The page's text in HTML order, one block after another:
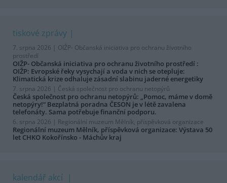
tiskové zprávy
7. srpna 2026 | OIŽP- Občanská iniciativa pro ochranu životního
prostředí
OIŽP- Občanská iniciativa pro ochranu životního prostředí :
OIŽP: Evropské řeky vysychají a voda v nich se otepluje:
Klimatická krize odhaluje zásadní slabinu jaderné energetiky
7. srpna 2026 | Česká společnost pro ochranu netopýrů
Česká společnost pro ochranu netopýrů: „Pomoc, máme v domě
netopýry!“ Bezplatná poradna ČESON je v létě zavalena
telefonáty. Sama potřebuje finanční podporu.
6. srpna 2026 | Regionální muzeum Mělník, příspěvková organizace
Regionální muzeum Mělník, příspěvková organizace: Výstava 50
let CHKO Kokořínsko - Máchův kraj
kalendář akcí